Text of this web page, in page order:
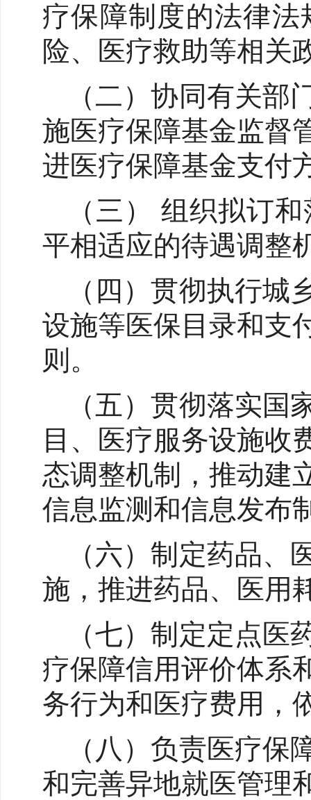
疗保障制度的法律
险、医疗救助等相关
（二）协同有关
施医疗保障基金监督
进医疗保障基金支付
（三） 组织拟订
平相适应的待遇调整
（四）贯彻执行
设施等医保目录和支
则。
（五）贯彻落实
目、医疗服务设施收
态调整机制，推动建
信息监测和信息发布
（六）制定药品
施，推进药品、医用
（七）制定定点
疗保障信用评价体系
务行为和医疗费用，
（八）负责医疗
和完善异地就医管理